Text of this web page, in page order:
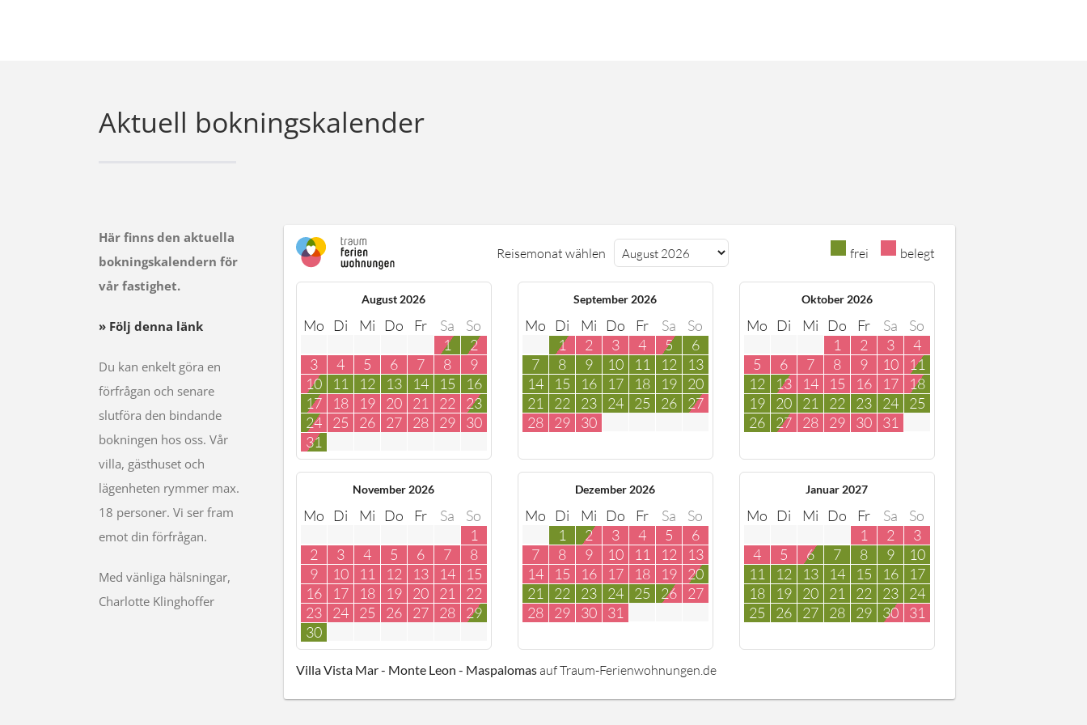
Aktuell bokningskalender
Här finns den aktuella
bokningskalendern för
vår fastighet.
» Följ denna länk
Du kan enkelt göra en
förfrågan och senare
slutföra den bindande
bokningen hos oss. Vår
villa, gästhuset och
lägenheten rymmer max.
18 personer. Vi ser fram
emot din förfrågan.
Med vänliga hälsningar,
Charlotte Klinghoffer
Reisemonat wählen frei belegt
August 2026
Mo Di Mi Do Fr Sa
So
1
2
3
4 5 6 7 8
9
10
11 12 13 14 15
16
17
18 19 20 21 22
23
24
25 26 27 28 29
30
31
September 2026
Mo Di Mi Do Fr Sa
So
1
2 3 4 5
6
7
8 9 10 11 12
13
14
15 16 17 18 19
20
21
22 23 24 25 26
27
28
29 30
Oktober 2026
Mo Di Mi Do Fr Sa
So
1
2 3
4
5
6 7 8 9 10
11
12
13 14 15 16 17
18
19
20 21 22 23 24
25
26
27 28 29 30 31
November 2026
Mo Di Mi Do Fr Sa
So
1
2
3 4 5 6 7
8
9
10 11 12 13 14
15
16
17 18 19 20 21
22
23
24 25 26 27 28
29
30
Dezember 2026
Mo Di Mi Do Fr Sa
So
1
2 3 4 5
6
7
8 9 10 11 12
13
14
15 16 17 18 19
20
21
22 23 24 25 26
27
28
29 30 31
Januar 2027
Mo Di Mi Do Fr Sa
So
1
2
3
4
5 6 7 8 9
10
11
12 13 14 15 16
17
18
19 20 21 22 23
24
25
26 27 28 29 30 31
Villa Vista Mar - Monte Leon - Maspalomasauf Traum-Ferienwohnungen.de